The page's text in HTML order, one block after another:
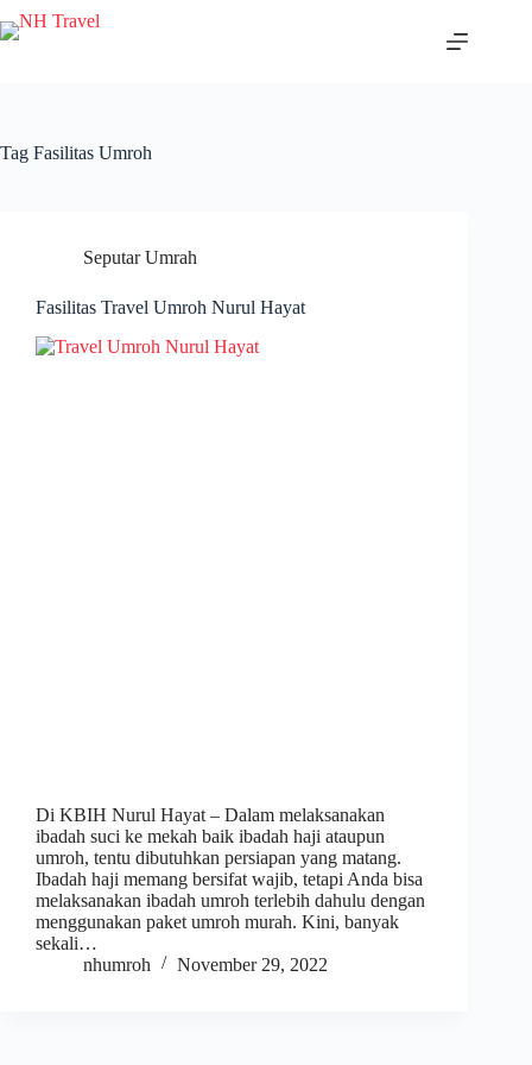
to
Tag Fasilitas Umroh
Seputar Umrah
Fasilitas Travel Umroh Nurul Hayat
Di KBIH Nurul Hayat – Dalam melaksanakan
ibadah suci ke mekah baik ibadah haji ataupun
umroh, tentu dibutuhkan persiapan yang matang.
Ibadah haji memang bersifat wajib, tetapi Anda bisa
melaksanakan ibadah umroh terlebih dahulu dengan
menggunakan paket umroh murah. Kini, banyak
sekali…
nhumroh
November 29, 2022